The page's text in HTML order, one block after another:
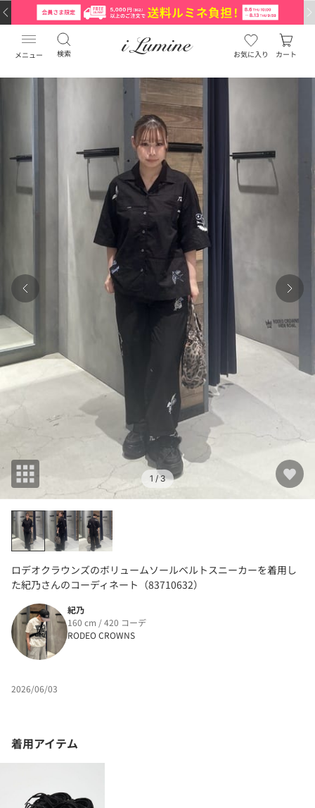
メニュー 検索 お気に入り カート
1 / 3
ロデオクラウンズのボリュームソールベルトスニーカーを着用し
た紀乃さんのコーディネート（83710632）
紀乃
160 cm / 420 コーデ
RODEO CROWNS
2026/06/03
着用アイテム